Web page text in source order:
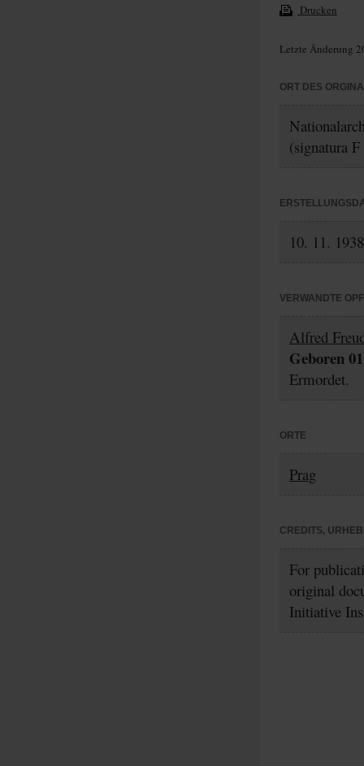
Drucken
Letzte Änderung
ORT DES
(signatura
10. 11. 1938
VERWANDTE
Alfred
Geboren
Ermordet.
ORTE
Prag
CREDITS,
For
original
Initiative